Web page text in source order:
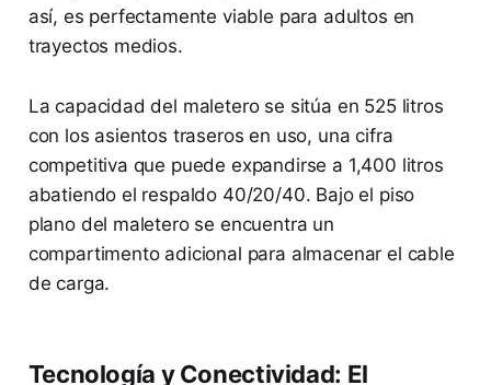
así, es perfectamente viable para adultos en
trayectos medios.
La capacidad del maletero se sitúa en 525 litros
con los asientos traseros en uso, una cifra
competitiva que puede expandirse a 1,400 litros
abatiendo el respaldo 40/20/40. Bajo el piso
plano del maletero se encuentra un
compartimento adicional para almacenar el cable
de carga.
Tecnología y Conectividad: El